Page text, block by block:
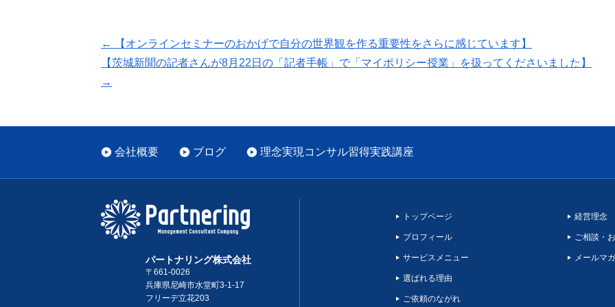
←
【オンラインセミナーのおかげで自分の世界観を作る重要性をさらに感じています】
【茨城新聞の記者さんが8月22日の「記者手帳」で「マイポリシー授業」を扱ってくださいました】
→
会社概要 ブログ 理念実現コンサル習得実践講座
パートナリング株式会社
〒661-0026
兵庫県尼崎市水堂町3-1-17
フリーデ立花203
経営理念
ご相談・
メールマ
トップページ
プロフィール
サービスメニュー
選ばれる理由
ご依頼のながれ